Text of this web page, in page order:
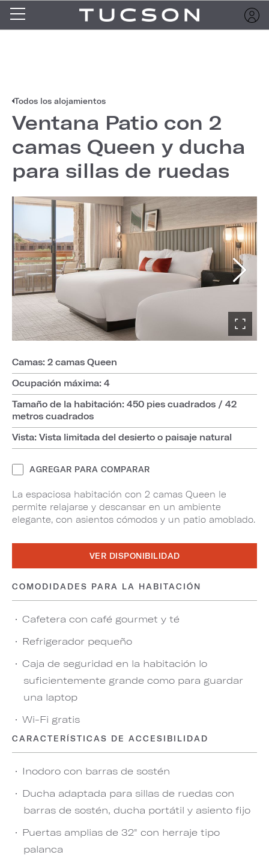
Todos los alojamientos
Ventana Patio con 2
camas Queen y ducha
para sillas de ruedas
Camas: 2 camas Queen
Ocupación máxima: 4
Tamaño de la habitación: 450 pies cuadrados / 42
metros cuadrados
Vista: Vista limitada del desierto o paisaje natural
AGREGAR PARA COMPARAR
La espaciosa habitación con 2 camas Queen le
permite relajarse y descansar en un ambiente
elegante, con asientos cómodos y un patio amoblado.
VER DISPONIBILIDAD
COMODIDADES PARA LA HABITACIÓN
Cafetera con café gourmet y té
Refrigerador pequeño
Caja de seguridad en la habitación lo
suficientemente grande como para guardar
una laptop
Wi-Fi gratis
CARACTERÍSTICAS DE ACCESIBILIDAD
Inodoro con barras de sostén
Ducha adaptada para sillas de ruedas con
barras de sostén, ducha portátil y asiento fijo
Puertas amplias de 32" con herraje tipo
palanca